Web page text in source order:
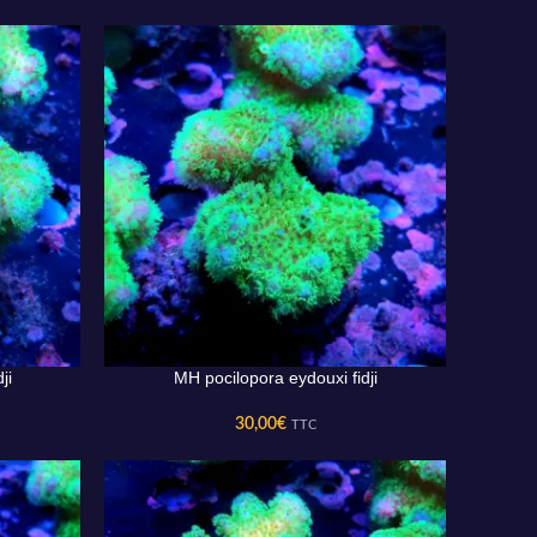
AJOUTER AU PANIER
MH pocilopora eydouxi fidji
30,00€ TTC